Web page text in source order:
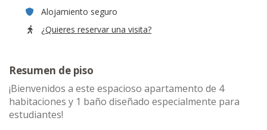
Alojamiento seguro
¿Quieres reservar una visita?
Resumen de piso
¡Bienvenidos a este espacioso apartamento de 4
habitaciones y 1 baño diseñado especialmente para
estudiantes!